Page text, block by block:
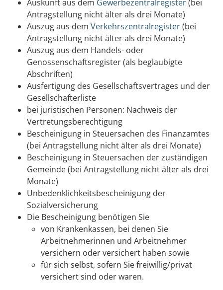
Auskunft aus dem Gewerbezentralregister(bei
Antragstellung nicht älter als drei Monate)
Auszug aus dem Verkehrszentralregister(bei
Antragstellung nicht älter als drei Monate)
Auszug aus dem Handels- oder
Genossenschaftsregister (als beglaubigte
Abschriften)
Ausfertigung des Gesellschaftsvertrages und der
Gesellschafterliste
bei juristischen Personen: Nachweis der
Vertretungsberechtigung
Bescheinigung in Steuersachen des Finanzamtes
(bei Antragstellung nicht älter als drei Monate)
Bescheinigung in Steuersachen der zuständigen
Gemeinde (bei Antragstellung nicht älter als drei
Monate)
Unbedenklichkeitsbescheinigung der
Sozialversicherung
Die Bescheinigung benötigen Sie
von Krankenkassen, bei denen Sie
Arbeitnehmerinnen und Arbeitnehmer
versichern oder versichert haben sowie
für sich selbst, sofern Sie freiwillig/privat
versichert sind oder waren.